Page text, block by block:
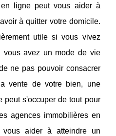
ligne peut vous aider à
à quitter votre domicile.
utile si vous vivez
avez un mode de vie
ne pas pouvoir consacrer
vente de votre bien, une
peut s'occuper de tout pour
agences immobilières en
vous aider à atteindre un